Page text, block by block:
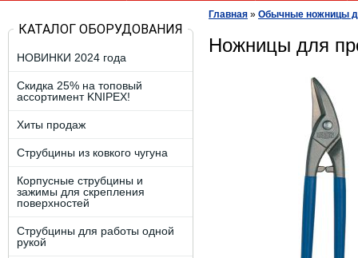
КАТАЛОГ ОБОРУДОВАНИЯ
НОВИНКИ 2024 года
Скидка 25% на топовый
ассортимент KNIPEX!
Хиты продаж
Струбцины из ковкого чугуна
Корпусные струбцины и
зажимы для скрепления
поверхностей
Струбцины для работы одной
рукой
Главная » Обычные ножницы
Ножницы для